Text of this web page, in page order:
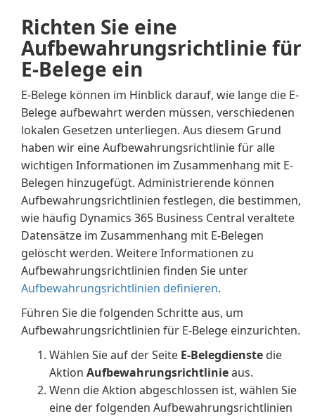
Richten Sie eine
Aufbewahrungsrichtlinie für
E-Belege ein
E-Belege können im Hinblick darauf, wie lange die E-
Belege aufbewahrt werden müssen, verschiedenen
lokalen Gesetzen unterliegen. Aus diesem Grund
haben wir eine Aufbewahrungsrichtlinie für alle
wichtigen Informationen im Zusammenhang mit E-
Belegen hinzugefügt. Administrierende können
Aufbewahrungsrichtlinien festlegen, die bestimmen,
wie häufig Dynamics 365 Business Central veraltete
Datensätze im Zusammenhang mit E-Belegen
gelöscht werden. Weitere Informationen zu
Aufbewahrungsrichtlinien finden Sie unter
Aufbewahrungsrichtlinien definieren.
Führen Sie die folgenden Schritte aus, um
Aufbewahrungsrichtlinien für E-Belege einzurichten.
Wählen Sie auf der Seite E-Belegdienste die
Aktion Aufbewahrungsrichtlinieaus.
Wenn die Aktion abgeschlossen ist, wählen Sie
eine der folgenden Aufbewahrungsrichtlinien